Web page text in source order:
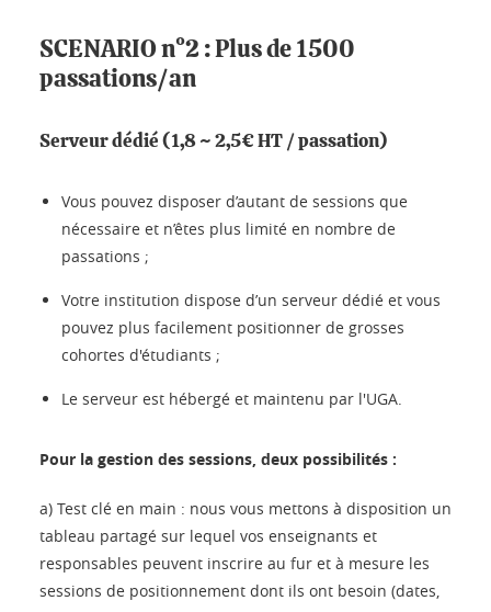
SCENARIO n°2 : Plus de 1500
passations/an
Serveur dédié (1,8 ~ 2,5€ HT / passation)
Vous pouvez disposer d’autant de sessions que
nécessaire et n’êtes plus limité en nombre de
passations ;
Votre institution dispose d’un serveur dédié et vous
pouvez plus facilement positionner de grosses
cohortes d'étudiants ;
Le serveur est hébergé et maintenu par l'UGA.
Pour la gestion des sessions, deux possibilités :
a) Test clé en main : nous vous mettons à disposition un
tableau partagé sur lequel vos enseignants et
responsables peuvent inscrire au fur et à mesure les
sessions de positionnement dont ils ont besoin (dates,